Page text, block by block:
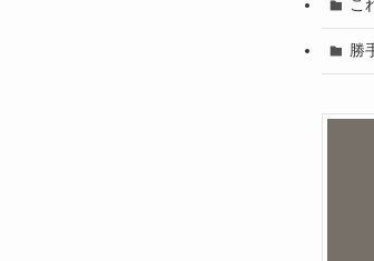
こ
勝